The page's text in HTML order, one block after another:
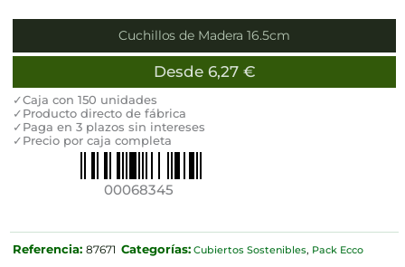
Cuchillos de Madera 16.5cm
Desde 6,27 €
✓Caja con 150 unidades
✓Producto directo de fábrica
✓Paga en 3 plazos sin intereses
✓Precio por caja completa
00068345
Referencia: 87671 Categorías: Cubiertos Sostenibles, Pack Ecco